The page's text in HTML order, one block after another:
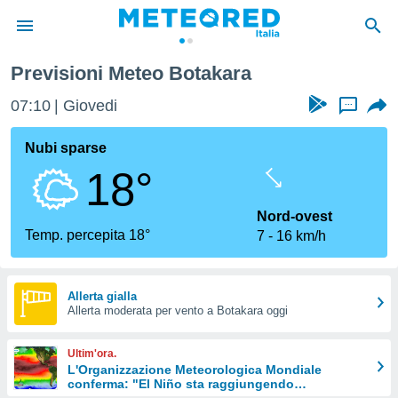
di
per
le
di
Web
le
Previsioni Meteo Botakara
07:10 Giovedi ...
Nubi sparse
18°
Temp. percepita 18°
Nord-ovest
7
16 km/h
Allerta gialla
Allerta moderata per vento a Botakara oggi
Ultim'ora.
L'Organizzazione Meteorologica Mondiale
conferma: "El Niño sta raggiungendo